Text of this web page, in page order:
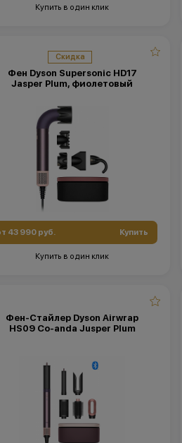
Купить в один клик
Скидка
Фен Dyson Supersonic HD17
Jasper Plum, фиолетовый
43 990 руб. Купить
Купить в один клик
Фен-Стайлер Dyson Airwrap
HS09 Co-anda Jusper Plum